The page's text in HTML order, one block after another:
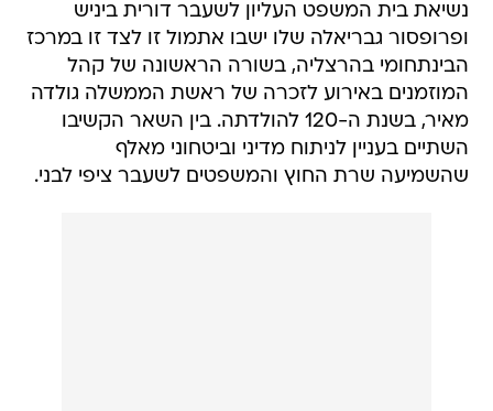
נשיאת בית המשפט העליון לשעבר דורית ביניש
ופרופסור גבריאלה שלו ישבו אתמול זו לצד זו במרכז
הבינתחומי בהרצליה, בשורה הראשונה של קהל
המוזמנים באירוע לזכרה של ראשת הממשלה גולדה
מאיר, בשנת ה-120 להולדתה. בין השאר הקשיבו
השתיים בעניין לניתוח מדיני וביטחוני מאלף
שהשמיעה שרת החוץ והמשפטים לשעבר ציפי לבני.